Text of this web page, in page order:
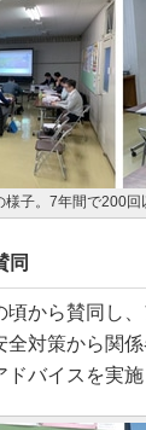
子。7年間で200回
同
から賛同し
対策から関
バイスを実施